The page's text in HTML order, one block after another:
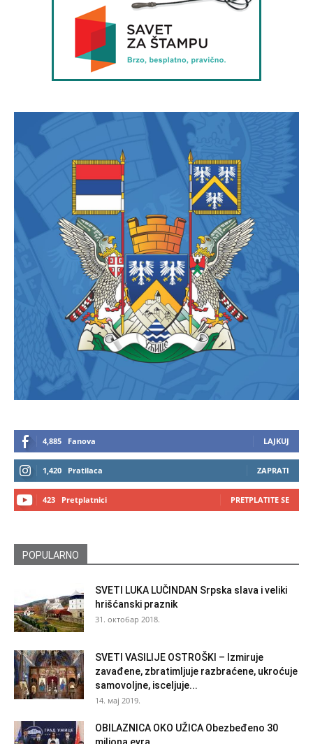
4,885 Fanova LAJKUJ
1,420 Pratilaca ZAPRATI
423 Pretplatnici PRETPLATITE SE
POPULARNO
SVETI LUKA LUČINDAN Srpska slava i veliki
hrišćanski praznik
31. октобар 2018.
SVETI VASILIJE OSTROŠKI – Izmiruje
zavađene, zbratimljuje razbraćene, ukroćuje
samovoljne, isceljuje...
14. мај 2019.
OBILAZNICA OKO UŽICA Obezbeđeno 30